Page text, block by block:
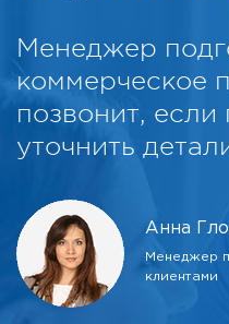
Менеджер
коммерческое
позвонит, если
уточнить
Анна
Менеджер
клиентами